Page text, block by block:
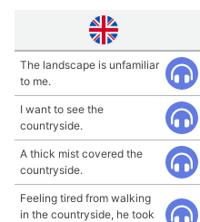
The landscape is unfamiliar
to me.
I want to see the
countryside.
A thick mist covered the
countryside.
Feeling tired from walking
in the countryside, he took